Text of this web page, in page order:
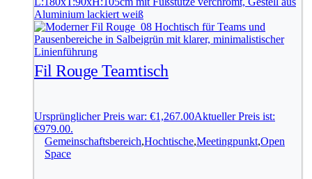
Fil Rouge Teamtisch
Ursprünglicher Preis war: €1,267.00Aktueller Preis ist:
€979.00.
Gemeinschaftsbereich,Hochtische,Meetingpunkt,Open
Space